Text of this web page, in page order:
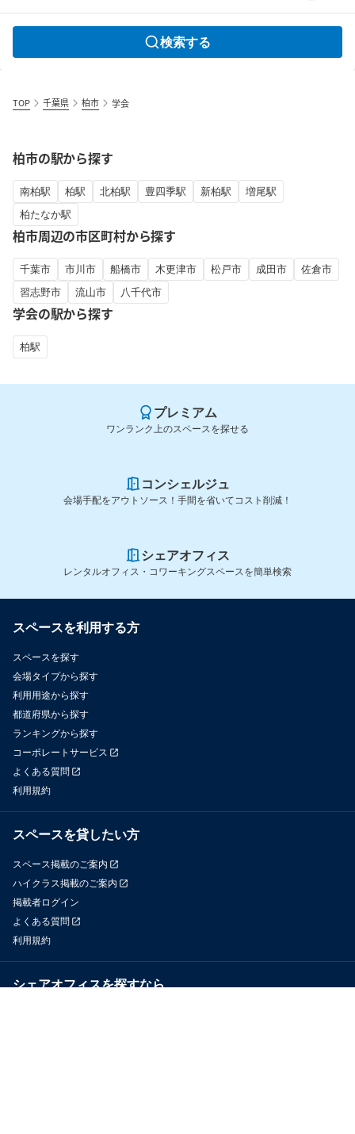
検索する
TOP 千葉県 柏市 学会
柏市の駅から探す
南柏駅 柏駅 北柏駅 豊四季駅 新柏駅
増尾駅
柏たなか駅
柏市周辺の市区町村から探す
千葉市 市川市 船橋市 木更津市 松戸市 成田市
佐倉市
習志野市
流山市 八千代市
学会の駅から探す
柏駅
プレミアム
ワンランク上のスペースを探せる
コンシェルジュ
会場手配をアウトソース！手間を省いてコスト削減！
シェアオフィス
レンタルオフィス・コワーキングスペースを簡単検索
スペースを利用する方
スペースを探す
会場タイプから探す
利用用途から探す
都道府県から探す
ランキングから探す
コーポレートサービス
よくある質問
利用規約
スペースを貸したい方
スペース掲載のご案内
ハイクラス掲載のご案内
掲載者ログイン
よくある質問
利用規約
シェアオフィスを探すなら